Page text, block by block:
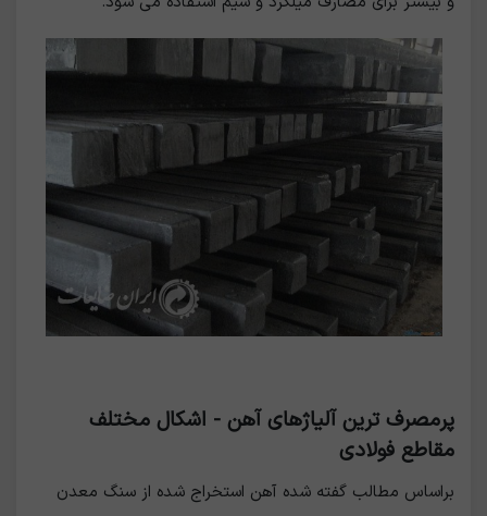
پرمصرف ترین آلیاژهای آهن - اشکال مختلف
مقاطع فولادی
براساس مطالب گفته شده آهن استخراج شده از سنگ معدن